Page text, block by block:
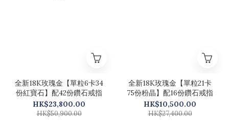
全新18K玫瑰金【單粒6卡34
份紅寶石】配42份鑽石戒指
HK$23,800.00
HK$50,900.00
全新18K玫瑰金【單粒21卡
75份粉晶】配16份鑽石戒指
HK$10,500.00
HK$27,400.00